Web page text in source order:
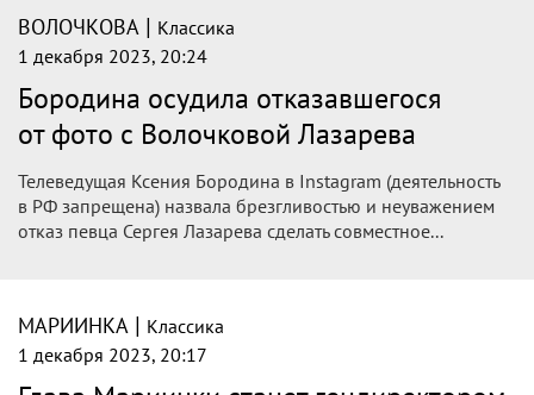
ВОЛОЧКОВА | Классика
1 декабря 2023, 20:24
Бородина осудила отказавшегося
от фото с Волочковой Лазарева
Телеведущая Ксения Бородина в Instagram (деятельность
в РФ запрещена) назвала брезгливостью и неуважением
отказ певца Сергея Лазарева сделать совместное...
МАРИИНКА | Классика
1 декабря 2023, 20:17